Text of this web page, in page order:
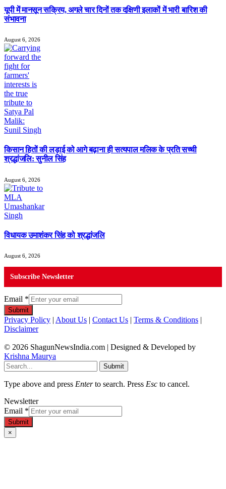
यूपी में मानसून सक्रिय, अगले चार दिनों तक दक्षिणी इलाकों में भारी बारिश की
संभावना
August 6, 2026
किसान हितों की लड़ाई को आगे बढ़ाना ही सत्यपाल मलिक के प्रति सच्ची
श्रद्धांजलि: सुनील सिंह
August 6, 2026
विधायक उमाशंकर सिंह को श्रद्धांजलि
August 6, 2026
Subscribe Newsletter
Email *
Submit
Privacy Policy | About Us | Contact Us | Terms & Conditions |
Disclaimer
© 2026 ShagunNewsIndia.com | Designed & Developed by
Krishna Maurya
Submit
Type above and press Enterto search. Press Esc to cancel.
Newsletter
Email *
Submit
×